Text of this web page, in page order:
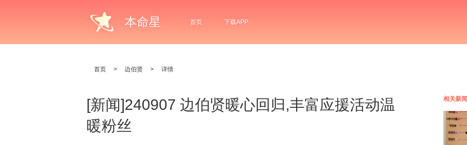
本命星 首页 下载APP
首页 > 边伯贤 > 详情
[新闻]240907 边伯贤暖心回归,丰富应援活动温
暖粉丝
相关新闻